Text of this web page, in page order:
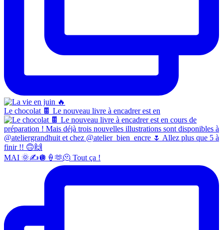
Le chocolat 🍫 Le nouveau livre à encadrer est en
MAI 🌞✍️🪩🍦🫶🫠 Tout ça !